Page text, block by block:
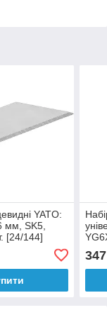
YATO:
мм, SK5,
[24/144]
347